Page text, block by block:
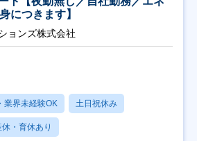
につきます】
ョンズ株式会社
業界未経験OK 土日祝休み
休・育休あり